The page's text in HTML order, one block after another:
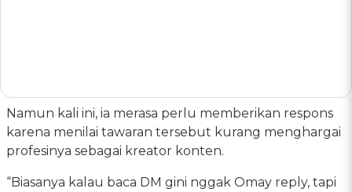
Namun kali ini, ia merasa perlu memberikan respons
karena menilai tawaran tersebut kurang menghargai
profesinya sebagai kreator konten.
“Biasanya kalau baca DM gini nggak Omay reply, tapi